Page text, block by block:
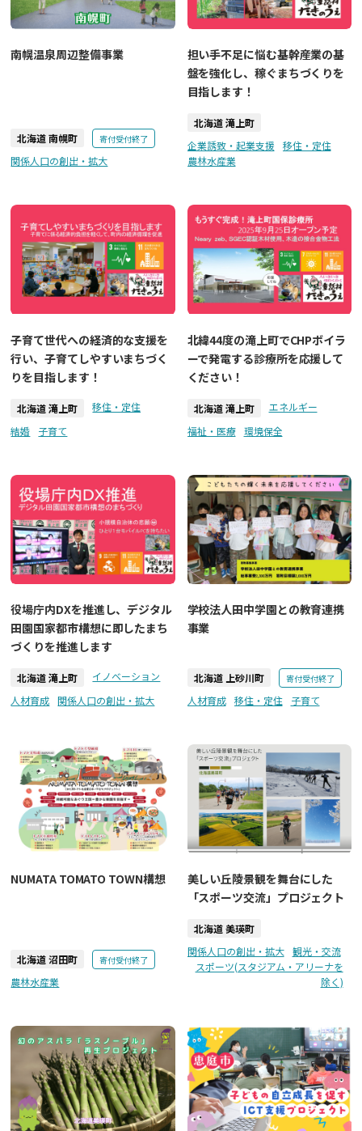
南幌温泉周辺整備事業
北海道 南幌町 寄付受付終了
関係人口の創出・拡大
担い手不足に悩む基幹産業の基
盤を強化し、稼ぐまちづくりを
目指します！
北海道 滝上町
企業誘致・起業支援
移住・定住
農林水産業
子育て世代への経済的な支援を
行い、子育てしやすいまちづく
りを目指します！
北海道 滝上町
移住・定住
結婚
子育て
北緯44度の滝上町でCHPボイラ
ーで発電する診療所を応援して
ください！
北海道 滝上町
エネルギー
福祉・医療
環境保全
役場庁内DXを推進し、デジタル
田園国家都市構想に即したまち
づくりを推進します
北海道 滝上町
イノベーション
人材育成
関係人口の創出・拡大
学校法人田中学園との教育連携
事業
北海道 上砂川町 寄付受付終了
人材育成 移住・定住 子育て
NUMATA TOMATO TOWN構想
北海道 沼田町 寄付受付終了
農林水産業
美しい丘陵景観を舞台にした
「スポーツ交流」プロジェクト
北海道 美瑛町
関係人口の創出・拡大
観光・交流
スポーツ(スタジアム・アリーナを
除く)